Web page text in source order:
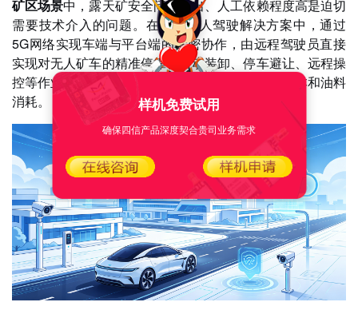
矿区场景中，露天矿安全问题突出、人工依赖程度高是迫切
需要技术介入的问题。在矿区无人驾驶解决方案中，通过
5G网络实现车端与平台端的紧密协作，由远程驾驶员直接
实现对无人矿车的精准停靠、自动装卸、停车避让、远程操
控等作业任务，在提升产量的同时有效节约人工成本和油料
消耗。
样机免费试用
确保四信产品深度契合贵司业务需求